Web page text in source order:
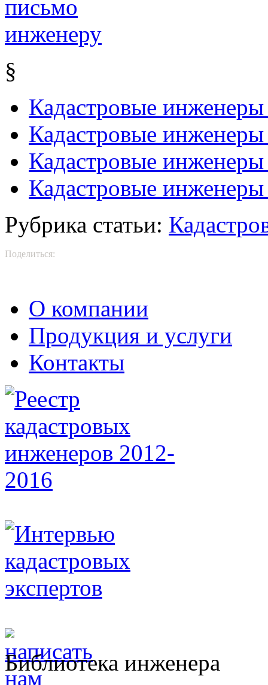
§
Кадастровые
Кадастровые
Кадастровые инженеры
Кадастровые
Рубрика статьи:
Поделиться:
О компании
Продукция и услуги
Контакты
Библиотека инженера